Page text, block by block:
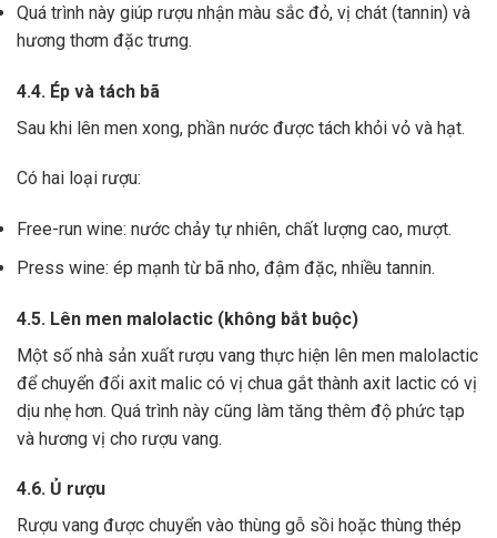
Quá trình này giúp rượu nhận màu sắc đỏ, vị chát (tannin) và
hương thơm đặc trưng.
4.4. Ép và tách bã
Sau khi lên men xong, phần nước được tách khỏi vỏ và hạt.
Có hai loại rượu:
Free-run wine: nước chảy tự nhiên, chất lượng cao, mượt.
Press wine: ép mạnh từ bã nho, đậm đặc, nhiều tannin.
4.5. Lên men malolactic (không bắt buộc)
Một số nhà sản xuất rượu vang thực hiện lên men malolactic
để chuyển đổi axit malic có vị chua gắt thành axit lactic có vị
dịu nhẹ hơn. Quá trình này cũng làm tăng thêm độ phức tạp
và hương vị cho rượu vang.
4.6. Ủ rượu
Rượu vang được chuyển vào thùng gỗ sồi hoặc thùng thép